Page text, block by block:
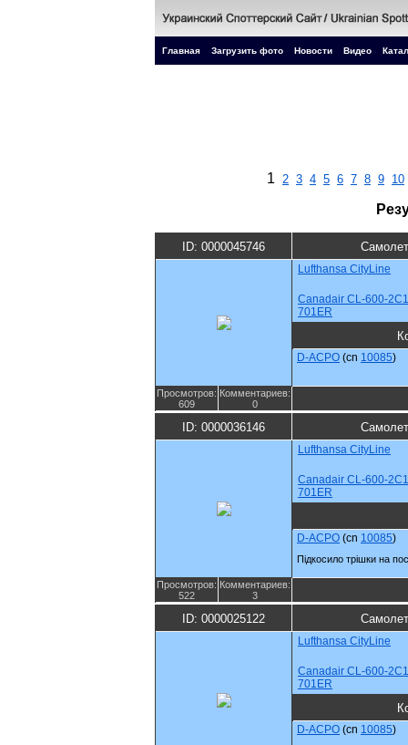
Главная Загрузить фото Новости Видео
1 2 3 4 5 6 7 8 9 10
ID: 0000045746
Lufthansa CityLine
Canadair CL-600-
701ER
D-ACPO (cn 10085)
Просмотров:
609
Комментариев:
0
ID: 0000036146
Lufthansa CityLine
Canadair CL-600-
701ER
D-ACPO (cn 10085)
Підкосило трішки на
Просмотров:
522
Комментариев:
3
ID: 0000025122
Lufthansa CityLine
Canadair CL-600-
701ER
D-ACPO (cn 10085)